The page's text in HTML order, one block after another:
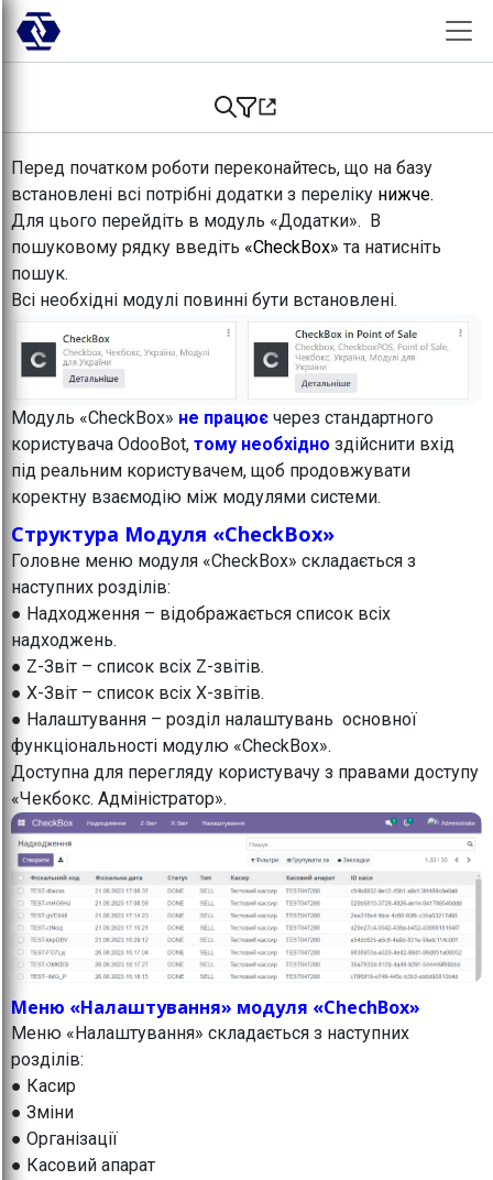
Skip to Content
Перед початком роботи переконайтесь, що на базу
встановлені всі потрібні додатки з переліку нижче.
Для цього перейдіть в модуль «Додатки». В
пошуковому рядку введіть «CheckBox» та натисніть
пошук.
Всі необхідні модулі повинні бути встановлені.
Модуль «CheckBox» не працює через стандартного
користувача OdooBot, тому необхідно здійснити вхід
під реальним користувачем, щоб продовжувати
коректну взаємодію між модулями системи.
Структура Модуля «CheckBox»
Головне меню модуля «CheckBox» складається з
наступних розділів:
● Надходження – відображається список всіх
надходжень.
● Z-Звіт – список всіх Z-звітів.
● X-Звіт – список всіх X-звітів.
● Налаштування – розділ налаштувань основної
функціональності модулю «CheckBox».
Доступна для перегляду користувачу з правами доступу
«Чекбокс. Адміністратор».
Меню «Налаштування» модуля «ChechBox»
Меню «Налаштування» складається з наступних
розділів:
● Касир
● Зміни
● Організації
● Касовий апарат